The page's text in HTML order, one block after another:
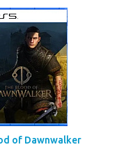
of Dawnwalker